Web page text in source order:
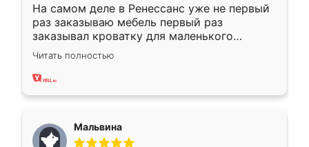
На самом деле в Ренессанс уже не первый
раз заказываю мебель первый раз
заказывал кроватку для маленького
ребёнка при его рождении ,во второй раз
заказал шкаф-купе. По качеству очень
хорошее сборка достаточно быстрая,
меньше, здесь же он более разнообразный.
Читать полностью
Мальвина